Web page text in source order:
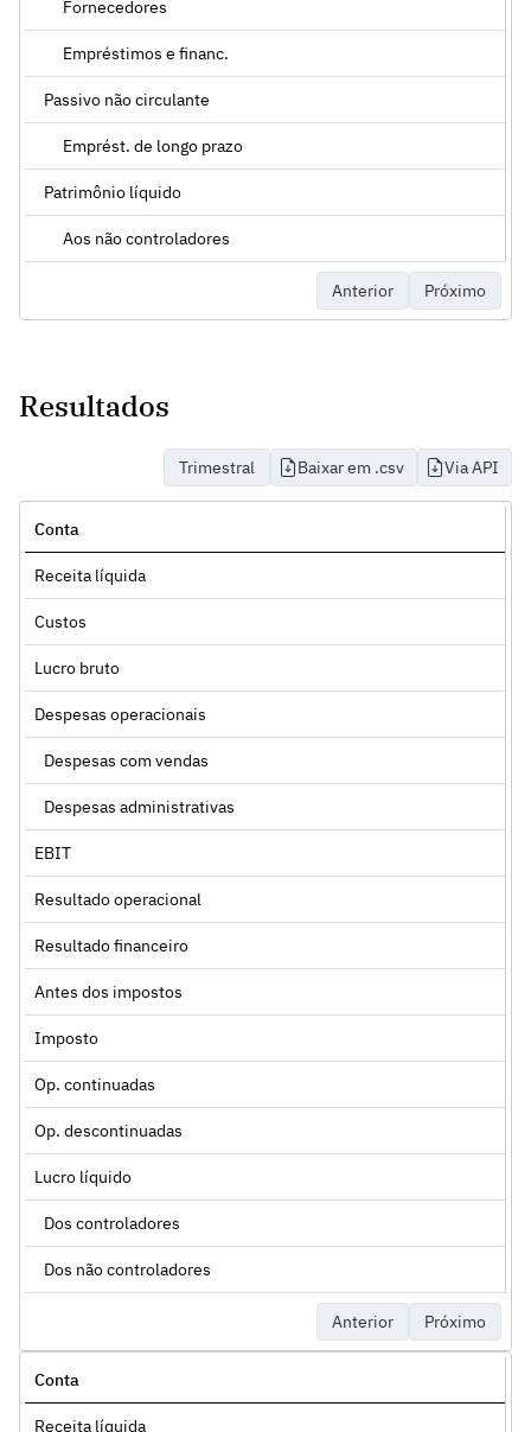
Fornecedores
Empréstimos e financ.
Passivo não circulante
Emprést. de longo prazo
Patrimônio líquido
Aos não controladores
Anterior Próximo
Resultados
Trimestral Baixar em .csv Via API
Conta
Receita líquida
Custos
Lucro bruto
Despesas operacionais
Despesas com vendas
Despesas administrativas
EBIT
Resultado operacional
Resultado financeiro
Antes dos impostos
Imposto
Op. continuadas
Op. descontinuadas
Lucro líquido
Dos controladores
Dos não controladores
Anterior Próximo
Conta
Receita líquida